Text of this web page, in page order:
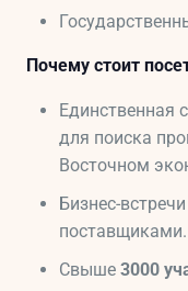
Почему стоит
Единственная
для поиска
Восточном
Бизнес-
поставщиками.
Свыше3000